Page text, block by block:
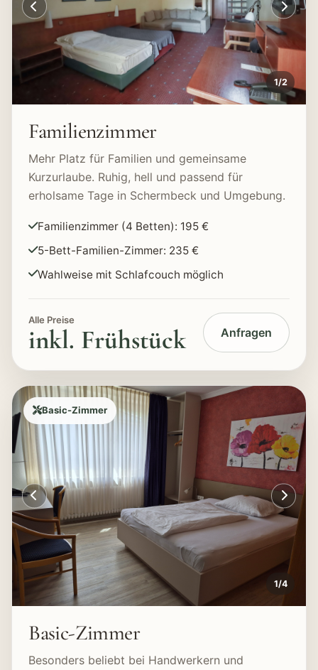
1/2
Familienzimmer
Mehr Platz für Familien und gemeinsame
Kurzurlaube. Ruhig, hell und passend für
erholsame Tage in Schermbeck und Umgebung.
Familienzimmer (4 Betten): 195 €
5-Bett-Familien-Zimmer: 235 €
Wahlweise mit Schlafcouch möglich
Alle Preise
inkl. Frühstück Anfragen
Basic-Zimmer
1/4
Basic-Zimmer
Besonders beliebt bei Handwerkern und